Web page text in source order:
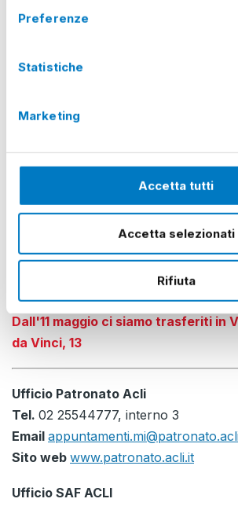
Preferenze
Statistiche
Marketing
Accetta tutti
Accetta selezionati
Rifiuta
Gio, 20/08/2026:
Sab, 22/08/2026:
Lun, 24/08/2026:
Chiuso
Ven, 28/08/2026:
Chiuso
Sab, 29/08/2026:
Chiuso
Dom, 30/08/2026:
Chiuso
Chiuso
Dall'11 maggio ci siamo trasferiti in
da Vinci, 13
Ufficio Patronato Acli
Tel. 02 25544777, interno 3
Email
Sito web www.patronato.acli.it
Ufficio SAF ACLI